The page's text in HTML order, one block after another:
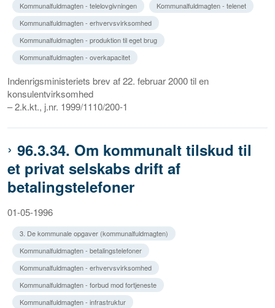
Kommunalfuldmagten - telelovgivningen
Kommunalfuldmagten - telenet
Kommunalfuldmagten - erhvervsvirksomhed
Kommunalfuldmagten - produktion til eget brug
Kommunalfuldmagten - overkapacitet
Indenrigsministeriets brev af 22. februar 2000 til en
konsulentvirksomhed
– 2.k.kt., j.nr. 1999/1110/200-1
96.3.34. Om kommunalt tilskud til
et privat selskabs drift af
betalingstelefoner
01-05-1996
3. De kommunale opgaver (kommunalfuldmagten)
Kommunalfuldmagten - betalingstelefoner
Kommunalfuldmagten - erhvervsvirksomhed
Kommunalfuldmagten - forbud mod fortjeneste
Kommunalfuldmagten - infrastruktur